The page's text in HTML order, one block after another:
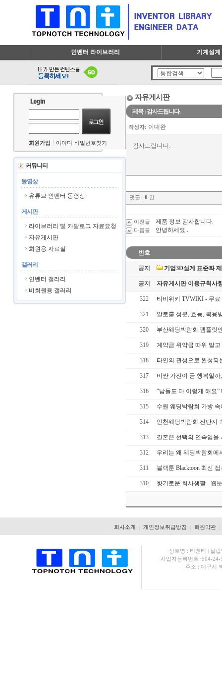
인벤터 라이브러리 기계설
회원가입 아이디·비밀번호찾기
커뮤니티
동영상
유튜브 인벤터 동영상
게시판
라이브러리 및 카달로그 자료요청
자유게시판
회원용 자료실
갤러리
인벤터 갤러리
비회원용 갤러리
자유게시판
제목 : 감사드립니다.
작성자: 이대완
감사드립니다.
댓글 : 0 건
이전글 제품 정보 감사합니다.
다음글 안녕하세요..
번호
공지 기업3D설계 표준화
공지 자유게시판 이용규칙사
322 티비위키 TVWIKI - 무
321 알로홀 성분, 효능, 복용
320 부산웨딩박람회 팸플릿
319 계약금 위약금 따위 말
318 타인의 관성으로 완성되
317 비싼 가전이 곧 행복일
316 “남들도 다 이렇게 해요
315 수원 웨딩박람회 가방
314 인천웨딩박람회 전단지
313 결혼은 선택의 연속임을
312 우리는 왜 웨딩박람회에
311 블랙툰 Blacktoon 최신
310 향기로운 회사생활 - 웹
회사소개 개인정보취급방침 회원약관
상호명 : 티엔티 | 설
사업자등록번호 :504-
주소 : 대구시